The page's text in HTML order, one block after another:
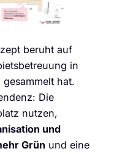
beruht auf
in
hat.
Die
nutzen,
und
Grün und eine